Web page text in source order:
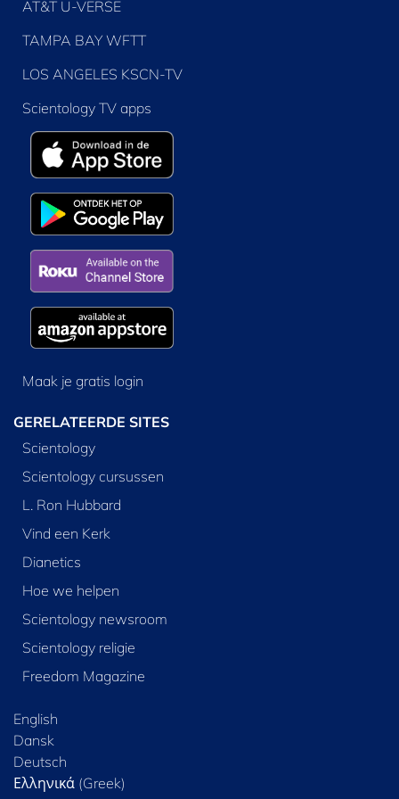
AT&T U-VERSE
TAMPA BAY WFTT
LOS ANGELES KSCN-TV
Scientology TV apps
Maak je gratis login
GERELATEERDE SITES
Scientology
Scientology cursussen
L. Ron Hubbard
Vind een Kerk
Dianetics
Hoe we helpen
Scientology newsroom
Scientology religie
Freedom Magazine
English
Dansk
Deutsch
Ελληνικά (Greek)